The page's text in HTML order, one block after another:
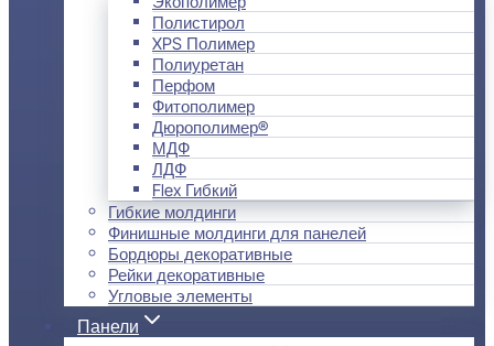
Полистирол
XPS Полимер
Полиуретан
Перфом
Фитополимер
Дюрополимер®
МДФ
ЛДФ
Flex Гибкий
Гибкие молдинги
Финишные молдинги для панелей
Бордюры декоративные
Рейки декоративные
Угловые элементы
Панели